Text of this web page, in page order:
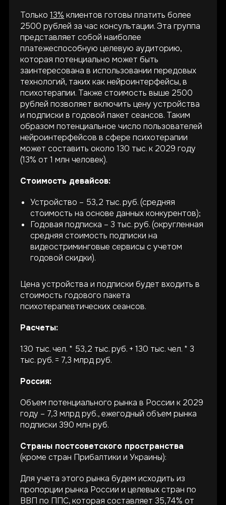
Только13% клиентов готовы платить более
2500 рублей за час консультации. Эта группа
представляет собой наиболее
платежеспособную целевую аудиторию,
которая потенциально может быть
заинтересована в использовании передовых
технологий, таких как нейроинтерфейсы, в
психотерапии. Также стоимость выше 2500
рублей позволяет включить цену устройства
и подписки в годовой пакет сеансов. Таким
образом потенциальное число пользователей
нейроинтерфейсов в сфере психотерапии
может составить около 130 тыс. к 2029 году
(13% от 1 млн человек).
Стоимость девайсов:
Устройство – 53,2 тыс. руб. (средняя
стоимость на основе данных конкурентов);
Годовая подписка – 3 тыс. руб. (округленная
средняя стоимость подписки на
видеостриминговые сервисы с учетом
годовой скидки).
Цена устройства и подписки будет входить в
стоимость годового пакета
психотерапевтических сеансов.
Расчеты:
130 тыс. чел. * 53,2 тыс. руб. + 130 тыс. чел. * 3
тыс. руб. = 7,3 млрд руб.
Россия:
Объем потенциального рынка в России к 2029
году – 7,3 млрд руб., ежегодный объем рынка
подписки 390 млн руб.
Страны постсоветского пространства
(кроме стран Прибалтики и Украины):
Для учета этого рынка будем исходить из
пропорции рынка России и целевых стран по
ВВП по ППС, которая составляет 35,74% от